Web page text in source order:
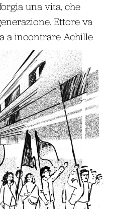
una vita, che
Ettore va
a incontrare Achille